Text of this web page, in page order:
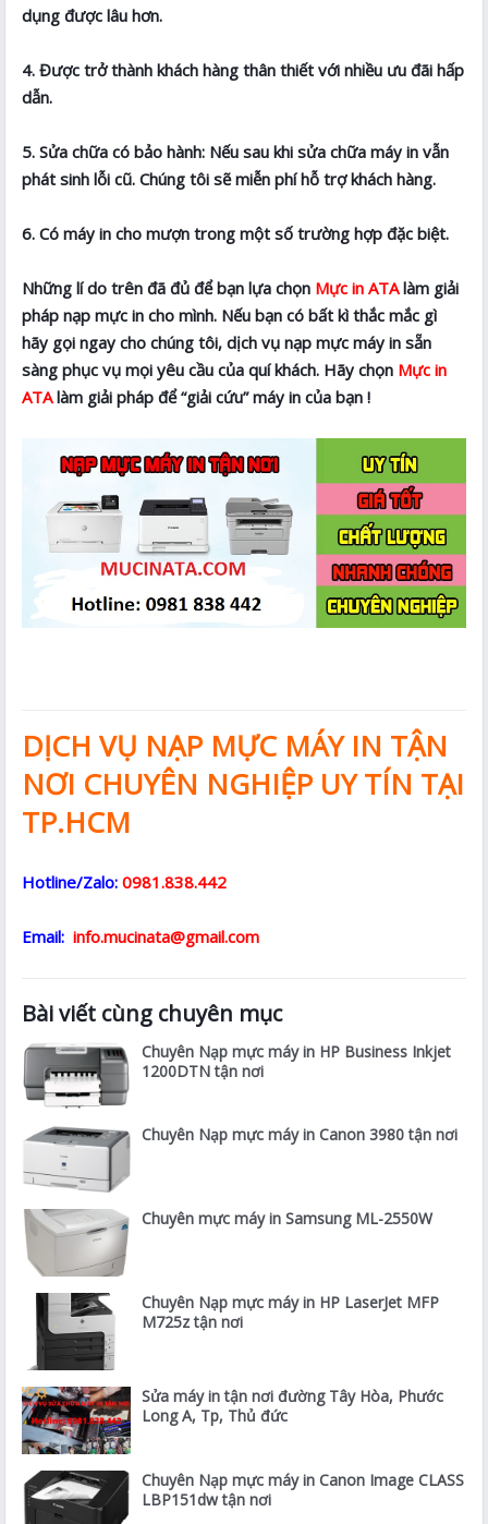
dụng được lâu hơn.
4. Được trở thành khách hàng thân thiết với nhiều ưu đãi hấp
dẫn.
5. Sửa chữa có bảo hành: Nếu sau khi sửa chữa máy in vẫn
phát sinh lỗi cũ. Chúng tôi sẽ miễn phí hỗ trợ khách hàng.
6. Có máy in cho mượn trong một số trường hợp đặc biệt.
Những lí do trên đã đủ để bạn lựa chọn Mực in ATAlàm giải
pháp nạp mực in cho mình. Nếu bạn có bất kì thắc mắc gì
hãy gọi ngay cho chúng tôi, dịch vụ nạp mực máy in sẵn
sàng phục vụ mọi yêu cầu của quí khách. Hãy chọn Mực in
ATAlàm giải pháp để “giải cứu” máy in của bạn !
DỊCH VỤ NẠP MỰC MÁY IN TẬN
NƠI CHUYÊN NGHIỆP UY TÍN TẠI
TP.HCM
Hotline/Zalo: 0981.838.442
Email: info.mucinata@gmail.com
Bài viết cùng chuyên mục
Chuyên Nạp mực máy in HP Business Inkjet
1200DTN tận nơi
Chuyên Nạp mực máy in Canon 3980 tận nơi
Chuyên mực máy in Samsung ML-2550W
Chuyên Nạp mực máy in HP LaserJet MFP
M725z tận nơi
Sửa máy in tận nơi đường Tây Hòa, Phước
Long A, Tp, Thủ đức
Chuyên Nạp mực máy in Canon Image CLASS
LBP151dw tận nơi